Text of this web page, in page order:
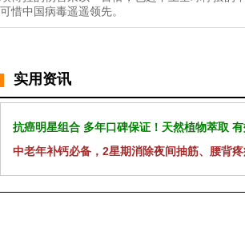
可惜中国病毒遥遥领先。
实用资讯
抗癌明星组合 多年口碑保证！天然植物萃取
中老年补钙必备，2星期消除夜间抽筋、腰背